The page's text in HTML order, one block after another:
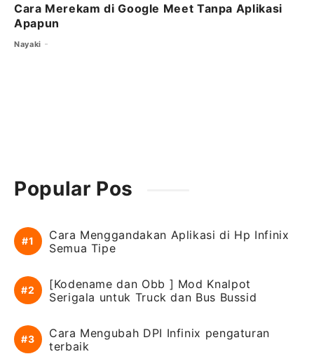
Cara Merekam di Google Meet Tanpa Aplikasi
Apapun
Nayaki
Popular Pos
Cara Menggandakan Aplikasi di Hp Infinix
Semua Tipe
[Kodename dan Obb ] Mod Knalpot
Serigala untuk Truck dan Bus Bussid
Cara Mengubah DPI Infinix pengaturan
terbaik